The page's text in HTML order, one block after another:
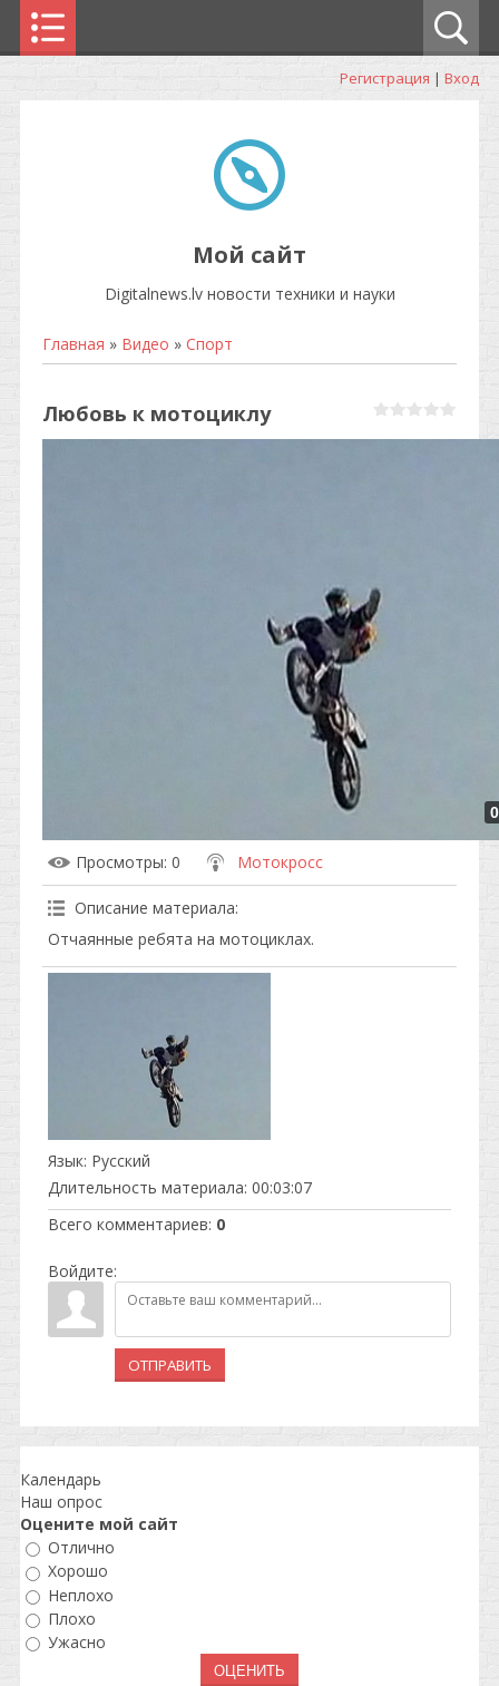
Регистрация | Вход
Мой сайт
Digitalnews.lv новости техники и науки
Главная » Видео » Спорт
Любовь к мотоциклу
Просмотры: 0 Мотокросс
Описание материала:
Отчаянные ребята на мотоциклах.
Язык: Русский
Длительность материала: 00:03:07
Всего комментариев: 0
Войдите:
ОТПРАВИТЬ
Календарь
Наш опрос
Оцените мой сайт
Отлично
Хорошо
Неплохо
Плохо
Ужасно